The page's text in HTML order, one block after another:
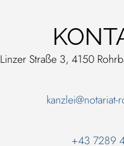
Linzer Straße 3, 4150
+43 7289